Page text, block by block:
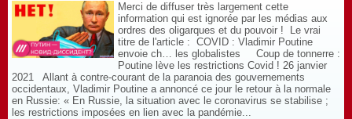
Merci de diffuser très largement cette
information qui est ignorée par les médias aux
ordres des oligarques et du pouvoir ! Le vrai
titre de l'article : COVID : Vladimir Poutine
envoie ch… les globalistes Coup de tonnerre :
Poutine lève les restrictions Covid ! 26 janvier
2021 Allant à contre-courant de la paranoia des gouvernements
occidentaux, Vladimir Poutine a annoncé ce jour le retour à la normale
en Russie: « En Russie, la situation avec le coronavirus se stabilise ;
les restrictions imposées en lien avec la pandémie...